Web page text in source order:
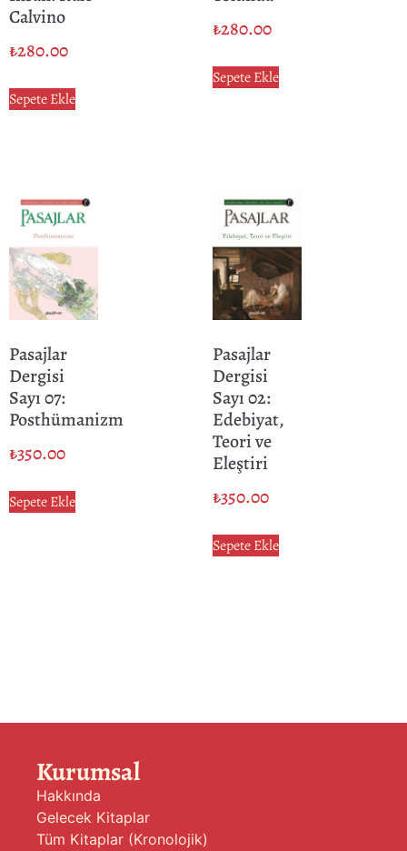
Calvino
₺280.00
Sepete Ekle
₺280.00
Sepete Ekle
Pasajlar
Dergisi
Sayı 07:
Posthümanizm
₺350.00
Sepete Ekle
Pasajlar
Dergisi
Sayı 02:
Edebiyat,
Teori ve
Eleştiri
₺350.00
Sepete Ekle
Kurumsal
Hakkında
Gelecek Kitaplar
Tüm Kitaplar (Kronolojik)